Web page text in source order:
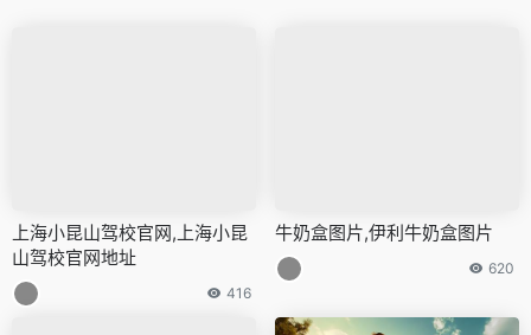
上海小昆山驾校官网,上海小昆
山驾校官网地址
416
牛奶盒图片,伊利牛奶盒图片
620